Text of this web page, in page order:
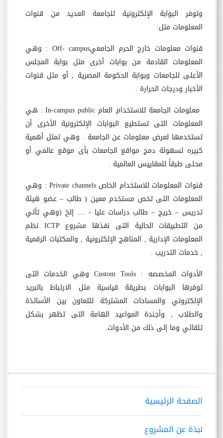
الصفحة الرئيسية
نبذة عن المشروع
وتوفر البوابة الإلكترونية للجامعة العديد من قنوات
المعلومات مثل:
قنوات معلومات خارج الحرم الجامعيOff- campus : وهي
المعلومات القادمة من بوابات أخرى مثل بوابة المجلس
الأعلى للجامعات وبوابة الحكومة المصرية , أو مثل قنوات
الأخبار ودرجات الحرارة .
معلومات الجامعة للاستخدام العام In-campus public: هي
المعلومات التى تستطيع البوابات الإلكترونية الأخرى أن
تستخدمها لعرض معلومات عن الجامعة . وهي تمثل أهمية
كبيره لسهولة دمج مواقع الجامعات بأى موقع عالمي أو
محلى طبقاً للمقاييس العالمية .
قنوات المعلومات للاستخدام الخاصPrivate channels: وهي
المعلومات التى تخص مستخدم معين ( طالب – عضو هيئة
تدريس – خريج – طالب دراسات عليا - .... إلخ (وهي تأتي
من التطبيقات الحالية التى نفذها مشروعICTP نظم
المعلومات الإدارية , المناهج الإلكترونية , والمكتبات الرقمية
, خدمات التدريب .
الأدوات المخصصه Custom Tools : وهي الخدمات التى
توفرها البوابات بطريقة قياسية مثل الارتباط بالبريد
الإلكتروني والمساحات المشتركة للتعاون بين الأساتذة
والطلاب , وأجندة المواعيد الهامة التى تظهر بشكل
تلقائي وما إلى ذلك من الأدوات.